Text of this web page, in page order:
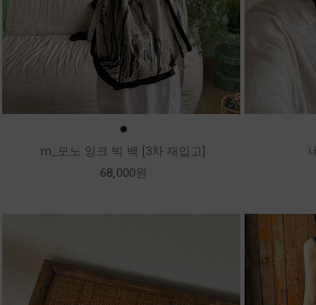
●
m_모노 잉크 빅 백 [3차 재입고]
68,000원